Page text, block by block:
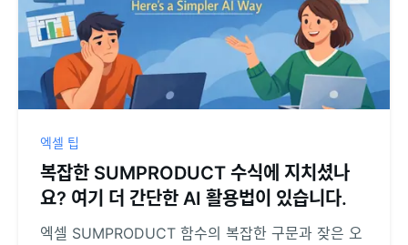
엑셀 팁
복잡한 SUMPRODUCT 수식에 지치셨나
요? 여기 더 간단한 AI 활용법이 있습니다.
엑셀 SUMPRODUCT 함수의 복잡한 구문과 잦은 오